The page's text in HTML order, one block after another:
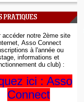
PRATIQUES
accéder notre 2ème site
Asso Connect
à l'année ou
informations et
du club) :
ici : Asso
Connect